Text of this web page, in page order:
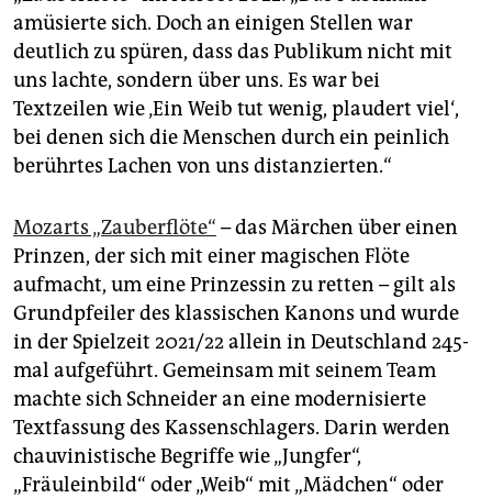
amüsierte sich. Doch an einigen Stellen war
deutlich zu spüren, dass das Publikum nicht mit
uns lachte, sondern über uns. Es war bei
Textzeilen wie ‚Ein Weib tut wenig, plaudert viel‘,
bei denen sich die Menschen durch ein peinlich
berührtes Lachen von uns distanzierten.“
Mozarts „Zauberflöte“ – das Märchen über einen
Prinzen, der sich mit einer magischen Flöte
aufmacht, um eine Prinzessin zu retten – gilt als
Grundpfeiler des klassischen Kanons und wurde
in der Spielzeit 2021/22 allein in Deutschland 245-
mal aufgeführt. Gemeinsam mit seinem Team
machte sich Schneider an eine modernisierte
Textfassung des Kassenschlagers. Darin werden
chauvinistische Begriffe wie „Jungfer“,
„Fräuleinbild“ oder „Weib“ mit „Mädchen“ oder